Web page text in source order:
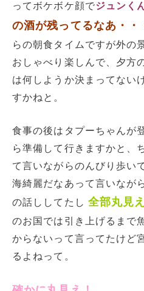
ってボケボケ顔でジュンく
の酒が残ってるなあ・・
らの朝食タイムですが外の
おしゃべり楽しんで、夕方
は何しようか決まってない
すかねと。
食事の後はタプーちゃんが
ら準備して行きますかと、
て言いながらのんびり歩い
海綺麗だなあって言いなが
の話ししてたし 全部丸見
のお国では引き上げるまで
からないって言ってたけど
るよねって。